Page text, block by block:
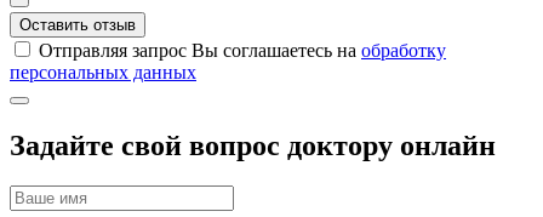
Оставить отзыв
Отправляя запрос Вы соглашаетесь на обработку
персональных данных
Задайте свой вопрос доктору онлайн